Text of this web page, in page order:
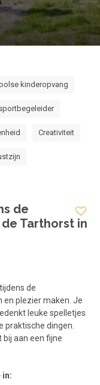
kinderopvang
Creativiteit
de
Tarthorst in
de
en plezier maken. Je
leuke spelletjes
praktische dingen.
bij aan een fijne
in: